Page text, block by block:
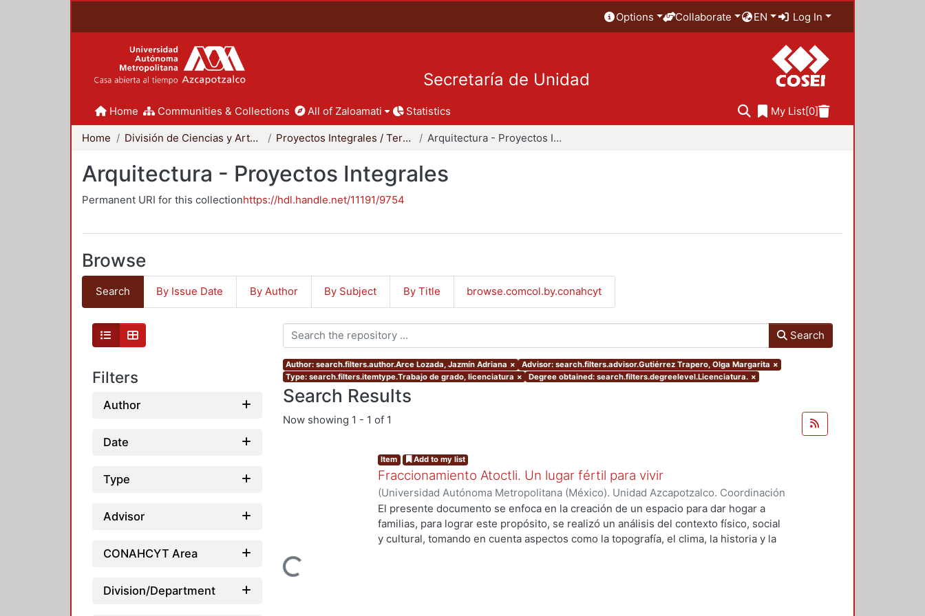
Options Collaborate EN Log In
Secretaría de Unidad
Home Communities & Collections All of Zaloamati Statistics My List[0]
Home División de Ciencias y Artes para el Diseño Proyectos Integrales / Terminales - Licenciatura Arquitectura - Proyectos Integrales
Arquitectura - Proyectos Integrales
Permanent URI for this collectionhttps://hdl.handle.net/11191/9754
Browse
Search By Issue Date By Author By Subject By Title browse.comcol.by.conahcyt
Filters
Author
Date
Type
Advisor
CONAHCYT Area
Division/Department
Search
Author: search.filters.author.Arce Lozada, Jazmín Adriana × Advisor: search.filters.advisor.Gutiérrez Trapero, Olga Margarita ×
Type: search.filters.itemtype.Trabajo de grado, licenciatura × Degree obtained: search.filters.degreelevel.Licenciatura. ×
Search Results
Now showing 1 - 1 of 1
Loading...
Item Add to my list
Fraccionamiento Atoctli. Un lugar fértil para vivir
(Universidad Autónoma Metropolitana (México). Unidad Azcapotzalco. Coordinación
de Servicios de Información.,2023-06-30)Campa Cruz, Claudia Alondra;Arce
Lozada, Jazmín Adriana; Chávez Jiménez, Marisol
El presente documento se enfoca en la creación de un espacio para dar hogar a
familias, para lograr este propósito, se realizó un análisis del contexto físico, social
y cultural, tomando en cuenta aspectos como la topografía, el clima, la historia y la